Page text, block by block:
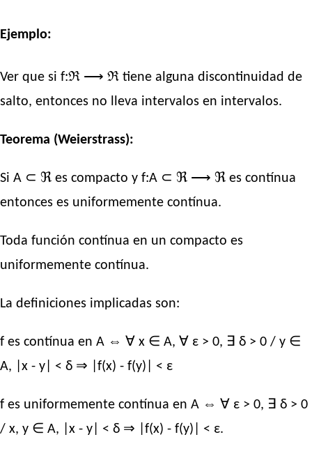
Ejemplo:
Ver que si f:ℜ ⟶ ℜ tiene alguna discontinuidad de
salto, entonces no lleva intervalos en intervalos.
Teorema (Weierstrass):
Si A ⊂ ℜ es compacto y f:A ⊂ ℜ ⟶ ℜ es contínua
entonces es uniformemente contínua.
Toda función contínua en un compacto es
uniformemente contínua.
La definiciones implicadas son:
f es contínua en A ⇔ ∀ x ∈ A, ∀ ε > 0, ∃ δ > 0 / y ∈
A, |x - y| < δ ⇒ |f(x) - f(y)| < ε
f es uniformemente contínua en A ⇔ ∀ ε > 0, ∃ δ > 0
/ x, y ∈ A, |x - y| < δ ⇒ |f(x) - f(y)| < ε.